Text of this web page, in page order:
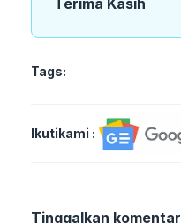
Tags:
Ikutikami :
Tinggalkan komentar